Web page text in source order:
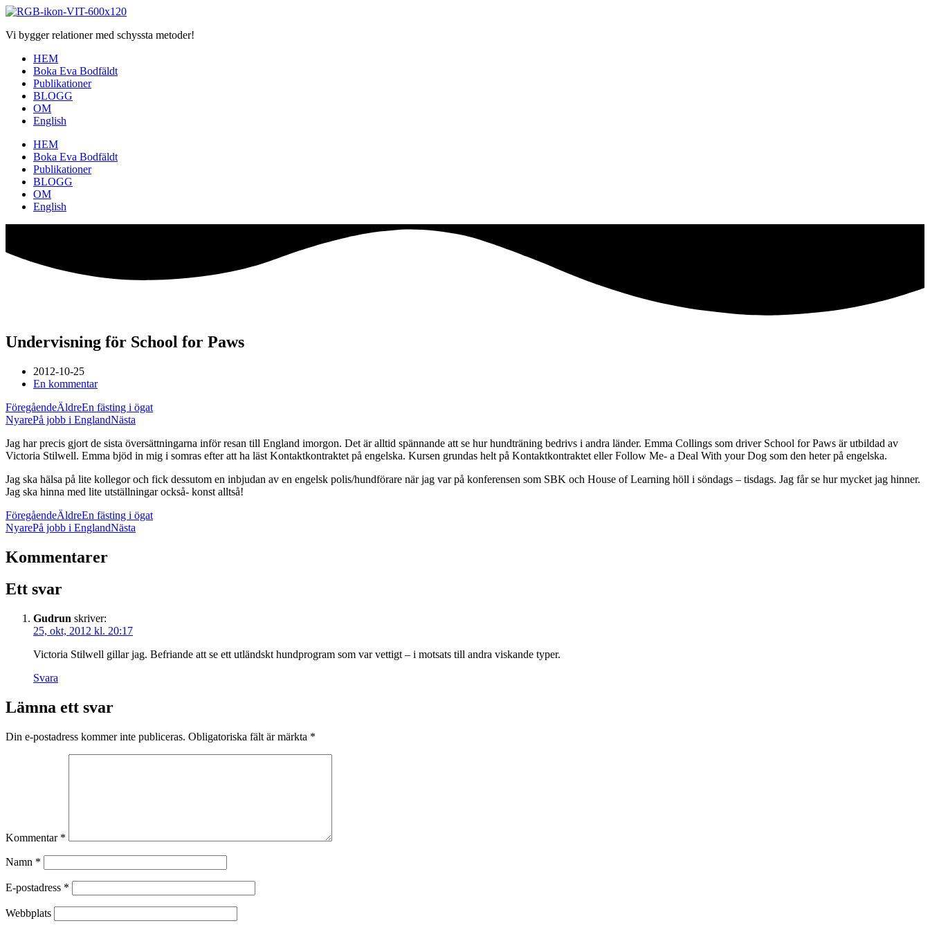
Hoppa
innehåll
Vi bygger relationer med schyssta metoder!
HEM
Boka Eva Bodfäldt
Publikationer
BLOGG
OM
English
HEM
Boka Eva Bodfäldt
Publikationer
BLOGG
OM
English
Undervisning för School for Paws
2012-10-25
En kommentar
FöregåendeÄldreEn fästing i ögat
NyarePå jobb i EnglandNästa
Jag har precis gjort de sista översättningarna inför resan till England imorgon. Det är alltid spännande att se hur hundträning bedrivs i andra länder. Emma Collings som driver School for Paws är utbildad av
Victoria Stilwell. Emma bjöd in mig i somras efter att ha läst Kontaktkontraktet på engelska. Kursen grundas helt på Kontaktkontraktet eller Follow Me- a Deal With your Dog som den heter på engelska.
Jag ska hälsa på lite kollegor och fick dessutom en inbjudan av en engelsk polis/hundförare när jag var på konferensen som SBK och House of Learning höll i söndags – tisdags. Jag får se hur mycket jag hinner.
Jag ska hinna med lite utställningar också- konst alltså!
FöregåendeÄldreEn fästing i ögat
NyarePå jobb i EnglandNästa
Kommentarer
Ett svar
Gudrun skriver:
25, okt, 2012 kl. 20:17
Victoria Stilwell gillar jag. Befriande att se ett utländskt hundprogram som var vettigt – i motsats till andra viskande typer.
Svara
Lämna ett svar
Din e-postadress kommer inte publiceras. Obligatoriska fält är märkta *
Kommentar *
Namn *
E-postadress *
Webbplats